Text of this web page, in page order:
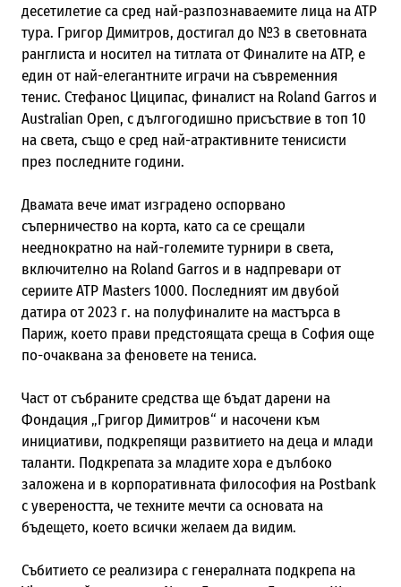
десетилетие са сред най-разпознаваемите лица на ATP
тура. Григор Димитров, достигал до №3 в световната
ранглиста и носител на титлата от Финалите на ATP, е
един от най-елегантните играчи на съвременния
тенис. Стефанос Циципас, финалист на Roland Garros и
Australian Open, с дългогодишно присъствие в топ 10
на света, също е сред най-атрактивните тенисисти
през последните години.
Двамата вече имат изградено оспорвано
съперничество на корта, като са се срещали
нееднократно на най-големите турнири в света,
включително на Roland Garros и в надпревари от
сериите ATP Masters 1000. Последният им двубой
датира от 2023 г. на полуфиналите на мастърса в
Париж, което прави предстоящата среща в София още
по-очаквана за феновете на тениса.
Част от събраните средства ще бъдат дарени на
Фондация „Григор Димитров“ и насочени към
инициативи, подкрепящи развитието на деца и млади
таланти. Подкрепата за младите хора е дълбоко
заложена и в корпоративната философия на Postbank
с увереността, че техните мечти са основата на
бъдещето, което всички желаем да видим.
Събитието се реализира с генералната подкрепа на